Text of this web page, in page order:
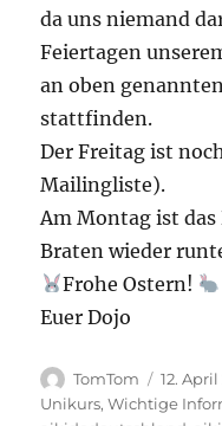
da uns niemand
Feiertagen
an oben
stattfinden.
Der Freitag ist
Mailingliste).
Am Montag ist
Braten wieder
Frohe Ostern!
Euer Dojo
Autor
TomTom
am
12. April
Unikurs,Wichtige